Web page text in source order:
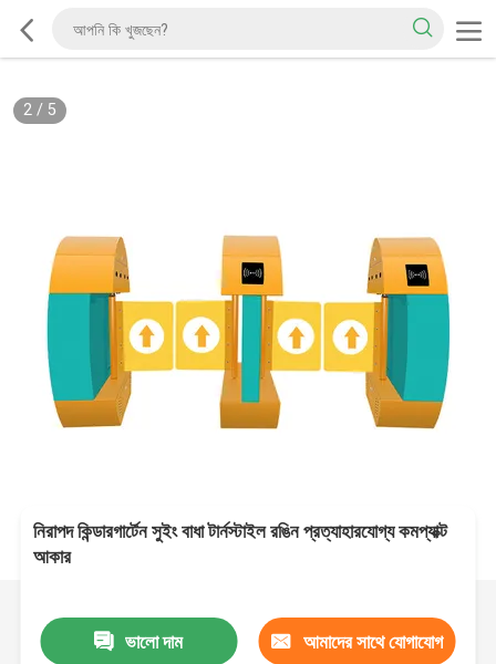
2/ 5
নিরাপদ কিন্ডারগার্টেন সুইং বাধা টার্নস্টাইল রঙিন প্রত্যাহারযোগ্য কমপ্যাক্ট
আকার
ভালো দাম আমাদের সাথে যোগাযোগ